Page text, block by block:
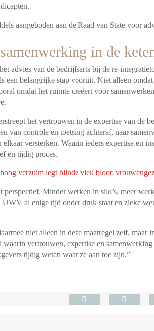
aangeboden aan de Raad van State voor
in de
advies van de bedrijfsarts bij de re-
een belangrijke stap vooruit. Niet alleen
omdat het ruimte creëert voor
het vertrouwen in de expertise van de
van controle en toetsing achteraf, naar
elkaar versterken. Waarin ieders expertise en
en tijdig proces.
verzuim legt blinde vlek bloot:
Minder werken in silo’s, meer
UWV al enige tijd onder druk staat en zieke
niet alleen in deze maatregel zelf, maar
waarin vertrouwen, expertise en
tijdig weten waar ze aan toe zijn.”